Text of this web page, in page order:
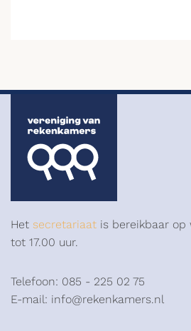
Het secretariaat is bereikbaar op
tot 17.00 uur.
Telefoon: 085 - 225 02 75
E-mail: info@rekenkamers.nl